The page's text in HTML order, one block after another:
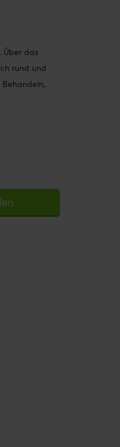
Über das
rund und